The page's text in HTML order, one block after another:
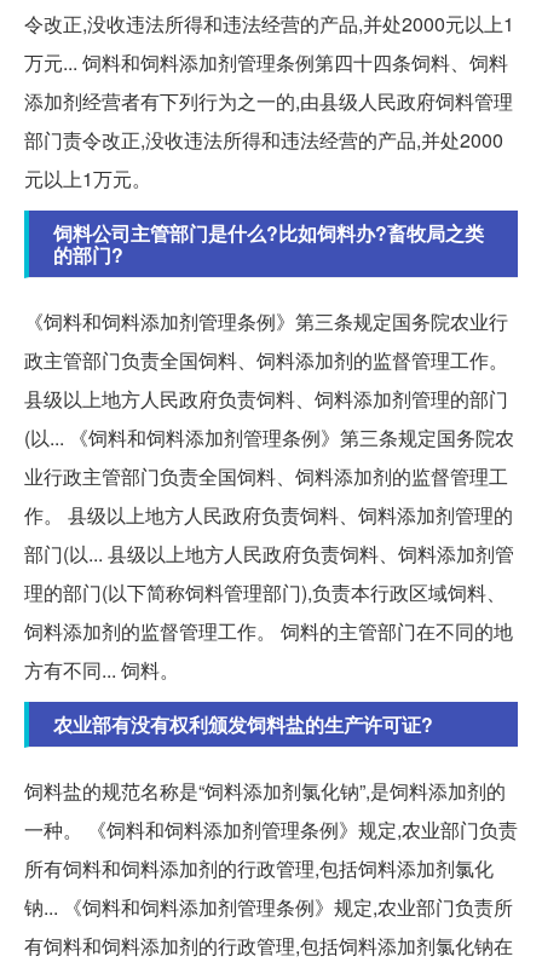
令改正,没收违法所得和违法经营的产品,并处2000元以上1
万元... 饲料和饲料添加剂管理条例第四十四条饲料、饲料
添加剂经营者有下列行为之一的,由县级人民政府饲料管理
部门责令改正,没收违法所得和违法经营的产品,并处2000
元以上1万元。
饲料公司主管部门是什么?比如饲料办?畜牧局之类
的部门?
《饲料和饲料添加剂管理条例》第三条规定国务院农业行
政主管部门负责全国饲料、饲料添加剂的监督管理工作。
县级以上地方人民政府负责饲料、饲料添加剂管理的部门
(以... 《饲料和饲料添加剂管理条例》第三条规定国务院农
业行政主管部门负责全国饲料、饲料添加剂的监督管理工
作。 县级以上地方人民政府负责饲料、饲料添加剂管理的
部门(以... 县级以上地方人民政府负责饲料、饲料添加剂管
理的部门(以下简称饲料管理部门),负责本行政区域饲料、
饲料添加剂的监督管理工作。 饲料的主管部门在不同的地
方有不同... 饲料。
农业部有没有权利颁发饲料盐的生产许可证?
饲料盐的规范名称是“饲料添加剂氯化钠”,是饲料添加剂的
一种。 《饲料和饲料添加剂管理条例》规定,农业部门负责
所有饲料和饲料添加剂的行政管理,包括饲料添加剂氯化
钠... 《饲料和饲料添加剂管理条例》规定,农业部门负责所
有饲料和饲料添加剂的行政管理,包括饲料添加剂氯化钠在